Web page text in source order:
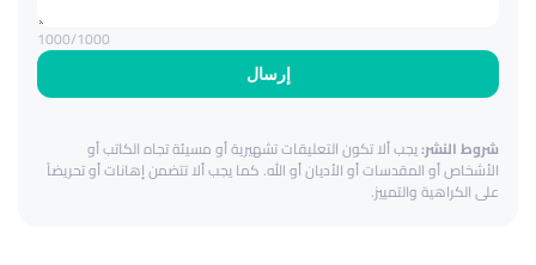
إرسال
1000/1000
شروط النشر:يجب ألا تكون التعليقات تشهيرية أو مسيئة تجاه الكاتب أو
الأشخاص أو المقدسات أو الأديان أو الله. كما يجب ألا تتضمن إهانات أو تحريضاً
على الكراهية والتمييز.